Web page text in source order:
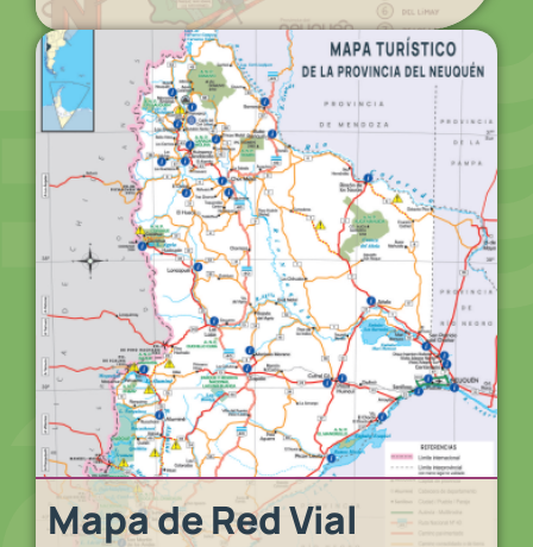
Mapa de Red Vial